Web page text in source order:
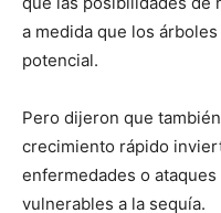
a medida que los
potencial.
Pero dijeron que
crecimiento rápido
enfermedades o
vulnerables a la sequía.